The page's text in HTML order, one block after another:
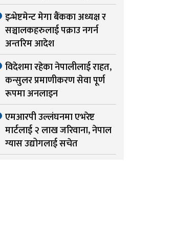
इन्भेष्टमेन्ट मेगा बैंकका अध्यक्ष र
सञ्चालकहरुलाई पक्राउ नगर्न
अन्तरिम आदेश
विदेशमा रहेका नेपालीलाई राहत,
कन्सुलर प्रमाणीकरण सेवा पूर्ण
रूपमा अनलाइन
एमआरपी उल्लंघनमा एभरेष्ट
मार्टलाई २ लाख जरिवाना, नेपाल
ग्यास उद्योगलाई सचेत